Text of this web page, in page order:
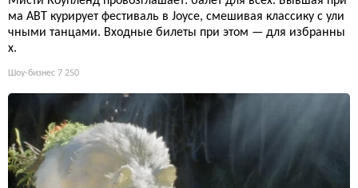
ма ABT курирует фестиваль в Joyce, смешивая классику с ули
чными танцами. Входные билеты при этом — для избранны
х.
Шоу-бизнес 7 250